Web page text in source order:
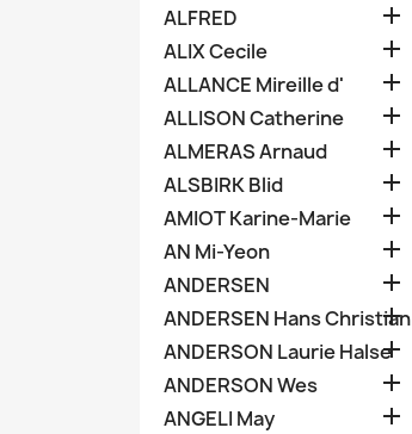
ALFRED 
ALIX Cecile 
ALLANCE Mireille d' 
ALLISON Catherine 
ALMERAS Arnaud 
ALSBIRK Blid 
AMIOT Karine-Marie 
AN Mi-Yeon 
ANDERSEN 
ANDERSEN Hans Christian

ANDERSON Laurie Halse

ANDERSON Wes 
ANGELI May 